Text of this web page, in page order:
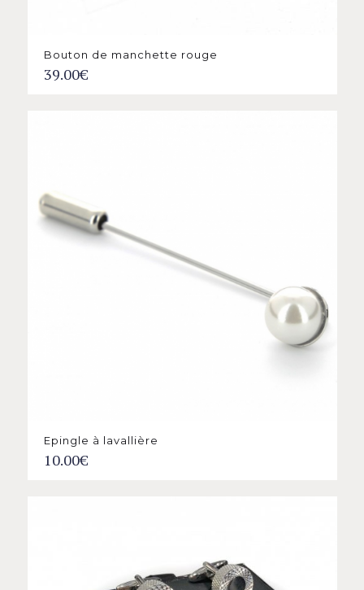
Bouton de manchette rouge
39.00€
Epingle à lavallière
10.00€